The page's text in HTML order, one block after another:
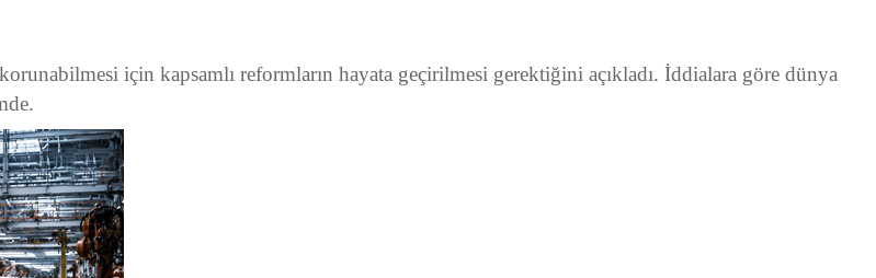
için kapsamlı reformların hayata geçirilmesi gerektiğini açıkladı. İddialara göre dünya